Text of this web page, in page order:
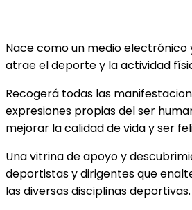
Nace como un medio electrónico
atrae el deporte y la actividad
Recogerá todas las
expresiones propias del ser
mejorar la calidad de vida y ser
Una vitrina de apoyo y
deportistas y dirigentes que
las diversas disciplinas deportivas.